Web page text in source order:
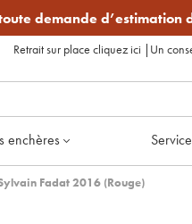
demande d’estimation
Retrait sur place cliquez ici | Un
enchères
Fadat 2016 (Rouge)